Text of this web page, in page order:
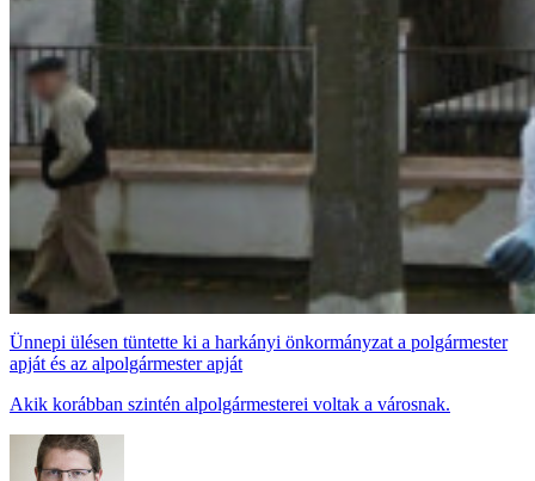
Ünnepi ülésen tüntette ki a harkányi önkormányzat a polgármester
apját és az alpolgármester apját
Akik korábban szintén alpolgármesterei voltak a városnak.